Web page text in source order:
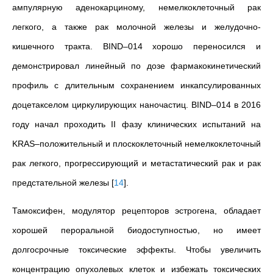
ампулярную аденокарциному, немелкоклеточный рак
легкого, а также рак молочной железы и желудочно-
кишечного тракта. BIND–014 хорошо переносился и
демонстрировал линейный по дозе фармакокинетический
профиль с длительным сохранением инкапсулированных
доцетакселом циркулирующих наночастиц. BIND–014 в 2016
году начал проходить II фазу клинических испытаний на
KRAS–положительный и плоскоклеточный немелкоклеточный
рак легкого, прогрессирующий и метастатический рак и рак
предстательной железы [14]
Тамоксифен, модулятор рецепторов эстрогена, обладает
хорошей пероральной биодоступностью, но имеет
долгосрочные токсические эффекты. Чтобы увеличить
концентрацию опухолевых клеток и избежать токсических